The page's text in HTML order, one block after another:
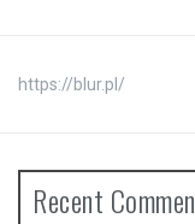
https://blur.pl/
Recent